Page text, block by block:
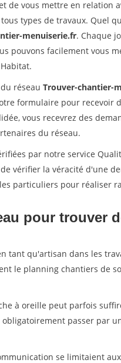
de vous mettre en relation
types de travaux. Quel
menuiserie.fr. Chaque
pouvons facilement vous
réseau Trouver-chantier-
formulaire pour recevoir
vous recevrez des
du réseau.
par notre service
vérifier la véracité d'une
particuliers pour réaliser
pour trouver
tant qu'artisan dans les
le planning chantiers de
à oreille peut parfois
passer par
se limitaient